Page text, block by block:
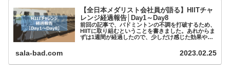
【全日本メダリスト会社員が語る】HIITチャ
レンジ経過報告│Day1～Day8
前回の記事で、バドミントンの不調を打破するため、
HIITに取り組むということを書きました。あれからま
ずは1週間が経過したので、少しだけ感じた効果や感
sala-bad.com 2023.02.25